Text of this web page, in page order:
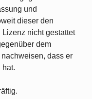
und
dieser den
nicht gestattet
dem
dass er
hat.